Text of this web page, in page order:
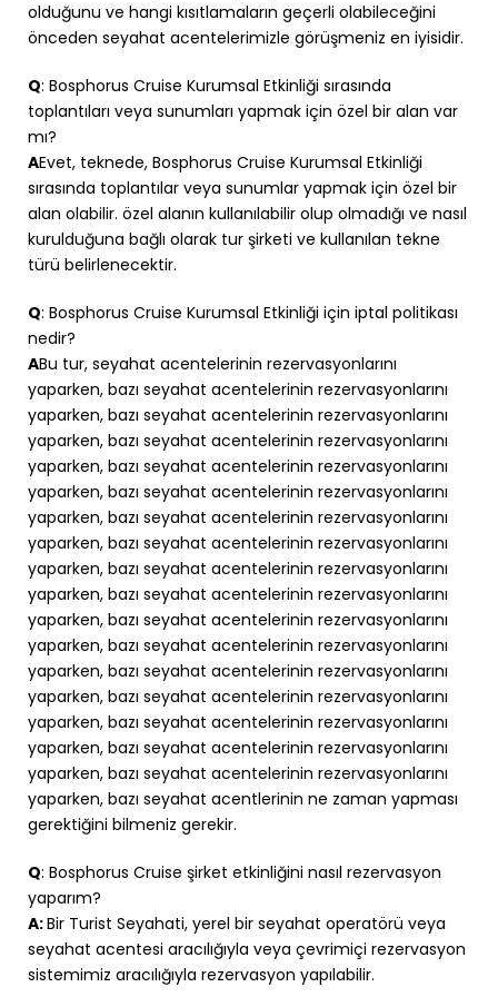
olduğunu ve hangi kısıtlamaların geçerli olabileceğini
önceden seyahat acentelerimizle görüşmeniz en iyisidir.
Q: Bosphorus Cruise Kurumsal Etkinliği sırasında
toplantıları veya sunumları yapmak için özel bir alan var
mı?
AEvet, teknede, Bosphorus Cruise Kurumsal Etkinliği
sırasında toplantılar veya sunumlar yapmak için özel bir
alan olabilir. özel alanın kullanılabilir olup olmadığı ve nasıl
kurulduğuna bağlı olarak tur şirketi ve kullanılan tekne
türü belirlenecektir.
Q: Bosphorus Cruise Kurumsal Etkinliği için iptal politikası
nedir?
ABu tur, seyahat acentelerinin rezervasyonlarını
yaparken, bazı seyahat acentelerinin rezervasyonlarını
yaparken, bazı seyahat acentelerinin rezervasyonlarını
yaparken, bazı seyahat acentelerinin rezervasyonlarını
yaparken, bazı seyahat acentelerinin rezervasyonlarını
yaparken, bazı seyahat acentelerinin rezervasyonlarını
yaparken, bazı seyahat acentelerinin rezervasyonlarını
yaparken, bazı seyahat acentelerinin rezervasyonlarını
yaparken, bazı seyahat acentelerinin rezervasyonlarını
yaparken, bazı seyahat acentelerinin rezervasyonlarını
yaparken, bazı seyahat acentelerinin rezervasyonlarını
yaparken, bazı seyahat acentelerinin rezervasyonlarını
yaparken, bazı seyahat acentelerinin rezervasyonlarını
yaparken, bazı seyahat acentelerinin rezervasyonlarını
yaparken, bazı seyahat acentelerinin rezervasyonlarını
yaparken, bazı seyahat acentelerinin rezervasyonlarını
yaparken, bazı seyahat acentelerinin rezervasyonlarını
yaparken, bazı seyahat acentlerinin ne zaman yapması
gerektiğini bilmeniz gerekir.
Q: Bosphorus Cruise şirket etkinliğini nasıl rezervasyon
yaparım?
A:Bir Turist Seyahati, yerel bir seyahat operatörü veya
seyahat acentesi aracılığıyla veya çevrimiçi rezervasyon
sistemimiz aracılığıyla rezervasyon yapılabilir.